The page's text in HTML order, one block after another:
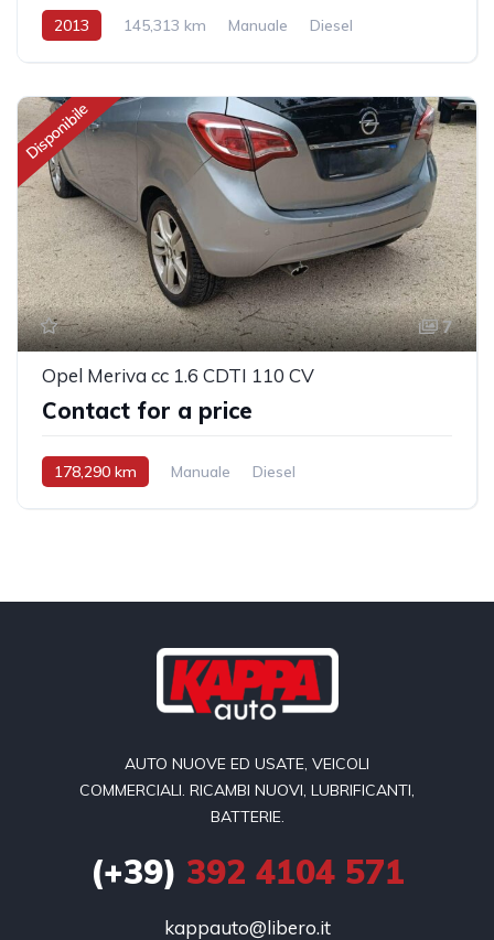
2013 145,313 km Manuale
Diesel
Disponibile
7
Opel Meriva cc 1.6 CDTI 110 CV
Contact for a price
178,290 km Manuale
Diesel
AUTO NUOVE ED USATE, VEICOLI
COMMERCIALI. RICAMBI NUOVI, LUBRIFICANTI,
BATTERIE.
(+39) 392 4104 571
kappauto@libero.it